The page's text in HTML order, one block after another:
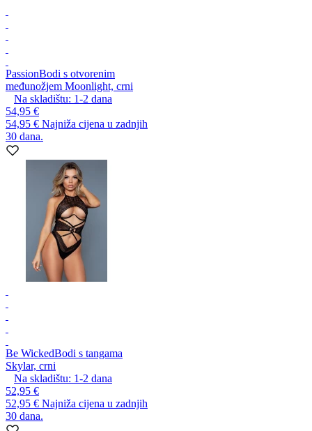
PassionBodi s otvorenim
međunožjem Moonlight, crni
Na skladištu: 1-2 dana
54,95 €
54,95 € Najniža cijena u zadnjih
30 dana.
Be WickedBodi s tangama
Skylar, crni
Na skladištu: 1-2 dana
52,95 €
52,95 € Najniža cijena u zadnjih
30 dana.